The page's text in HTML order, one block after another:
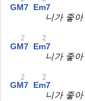
GM7 Em7
니가 좋아
GM7
2
Em7
2
니가 좋아
GM7
2
Em7
2
니가 좋아